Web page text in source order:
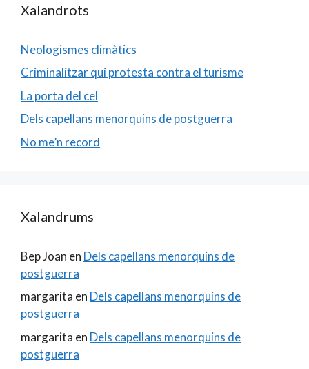
Xalandrots
Neologismes climàtics
Criminalitzar qui protesta contra el turisme
La porta del cel
Dels capellans menorquins de postguerra
No me’n record
Xalandrums
Bep Joan en Dels capellans menorquins de
postguerra
margarita en Dels capellans menorquins de
postguerra
margarita en Dels capellans menorquins de
postguerra